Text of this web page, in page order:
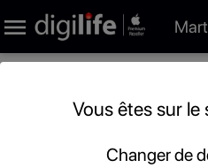

Vous êtes sur
Changer de